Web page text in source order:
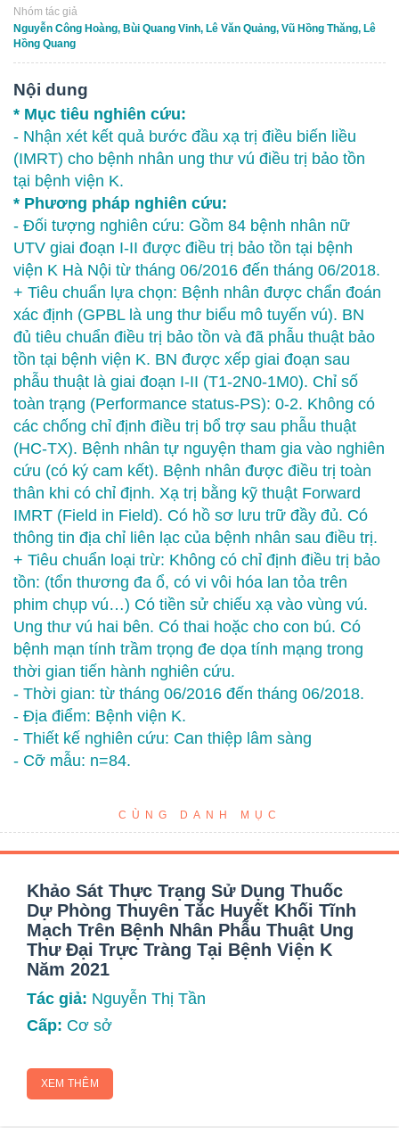
Nhóm tác giả
Nguyễn Công Hoàng, Bùi Quang Vinh, Lê Văn Quảng, Vũ Hồng Thăng, Lê
Hồng Quang
Nội dung
* Mục tiêu nghiên cứu:
- Nhận xét kết quả bước đầu xạ trị điều biến liều
(IMRT) cho bệnh nhân ung thư vú điều trị bảo tồn
tại bệnh viện K.
* Phương pháp nghiên cứu:
- Đối tượng nghiên cứu: Gồm 84 bệnh nhân nữ
UTV giai đoạn I-II được điều trị bảo tồn tại bệnh
viện K Hà Nội từ tháng 06/2016 đến tháng 06/2018.
+ Tiêu chuẩn lựa chọn: Bệnh nhân được chẩn đoán
xác định (GPBL là ung thư biểu mô tuyến vú). BN
đủ tiêu chuẩn điều trị bảo tồn và đã phẫu thuật bảo
tồn tại bệnh viện K. BN được xếp giai đoạn sau
phẫu thuật là giai đoạn I-II (T1-2N0-1M0). Chỉ số
toàn trạng (Performance status-PS): 0-2. Không có
các chống chỉ định điều trị bổ trợ sau phẫu thuật
(HC-TX). Bệnh nhân tự nguyện tham gia vào nghiên
cứu (có ký cam kết). Bệnh nhân được điều trị toàn
thân khi có chỉ định. Xạ trị bằng kỹ thuật Forward
IMRT (Field in Field). Có hồ sơ lưu trữ đầy đủ. Có
thông tin địa chỉ liên lạc của bệnh nhân sau điều trị.
+ Tiêu chuẩn loại trừ: Không có chỉ định điều trị bảo
tồn: (tổn thương đa ổ, có vi vôi hóa lan tỏa trên
phim chụp vú…) Có tiền sử chiếu xạ vào vùng vú.
Ung thư vú hai bên. Có thai hoặc cho con bú. Có
bệnh mạn tính trầm trọng đe dọa tính mạng trong
thời gian tiến hành nghiên cứu.
- Thời gian: từ tháng 06/2016 đến tháng 06/2018.
- Địa điểm: Bệnh viện K.
- Thiết kế nghiên cứu: Can thiệp lâm sàng
- Cỡ mẫu: n=84.
CÙNG DANH MỤC
Khảo Sát Thực Trạng Sử Dụng Thuốc
Dự Phòng Thuyên Tắc Huyết Khối Tĩnh
Mạch Trên Bệnh Nhân Phẫu Thuật Ung
Thư Đại Trực Tràng Tại Bệnh Viện K
Năm 2021
Tác giả: Nguyễn Thị Tần
Cấp: Cơ sở
XEM THÊM